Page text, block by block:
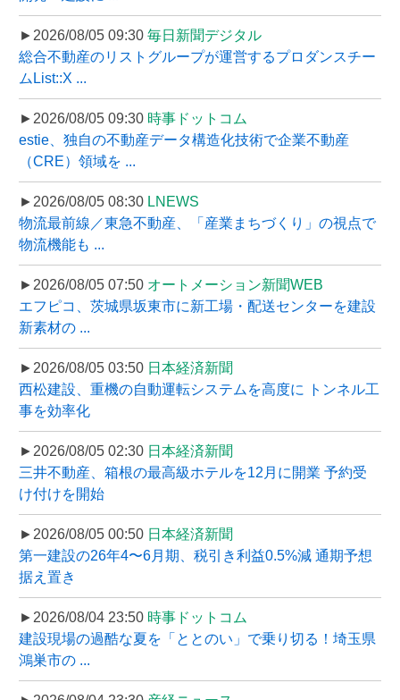
►2026/08/05 09:30 毎日新聞デジタル
総合不動産のリストグループが運営するプロダンスチー
ムList::X ...
►2026/08/05 09:30 時事ドットコム
estie、独自の不動産データ構造化技術で企業不動産
（CRE）領域を ...
►2026/08/05 08:30 LNEWS
物流最前線／東急不動産、「産業まちづくり」の視点で
物流機能も ...
►2026/08/05 07:50 オートメーション新聞WEB
エフピコ、茨城県坂東市に新工場・配送センターを建設
新素材の ...
►2026/08/05 03:50 日本経済新聞
西松建設、重機の自動運転システムを高度に トンネル工
事を効率化
►2026/08/05 02:30 日本経済新聞
三井不動産、箱根の最高級ホテルを12月に開業 予約受
け付けを開始
►2026/08/05 00:50 日本経済新聞
第一建設の26年4〜6月期、税引き利益0.5%減 通期予想
据え置き
►2026/08/04 23:50 時事ドットコム
建設現場の過酷な夏を「ととのい」で乗り切る！埼玉県
鴻巣市の ...